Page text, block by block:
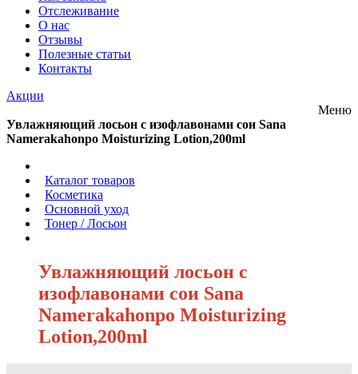
Отслеживание
О нас
Отзывы
Полезные статьи
Контакты
Акции
Меню
Увлажняющий лосьон с изофлавонами сои Sana
Namerakahonpo Moisturizing Lotion,200ml
Каталог товаров
Косметика
Основной уход
Тонер / Лосьон
Увлажняющий лосьон с
изофлавонами сои Sana
Namerakahonpo Moisturizing
Lotion,200ml